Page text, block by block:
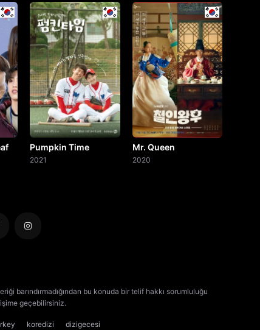
Pumpkin Time
2021
Mr. Queen
2020
barındırmadığından bu konuda bir telif hakkı sorumluluğu
geçebilirsiniz.
koredizi dizigecesi